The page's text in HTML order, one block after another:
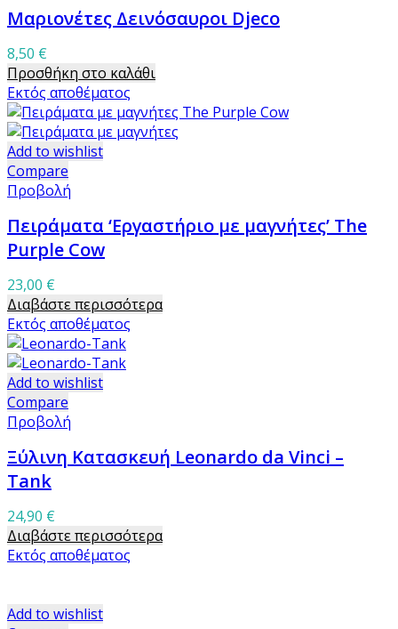
Μαριονέτες Δεινόσαυροι Djeco
8,50 €
Προσθήκη στο καλάθι
Εκτός αποθέματος
Add to wishlist
Compare
Προβολή
Πειράματα ‘Εργαστήριο με μαγνήτες’ The
Purple Cow
23,00 €
Διαβάστε περισσότερα
Εκτός αποθέματος
Add to wishlist
Compare
Προβολή
Ξύλινη Κατασκευή Leonardo da Vinci –
Tank
24,90 €
Διαβάστε περισσότερα
Εκτός αποθέματος
Add to wishlist